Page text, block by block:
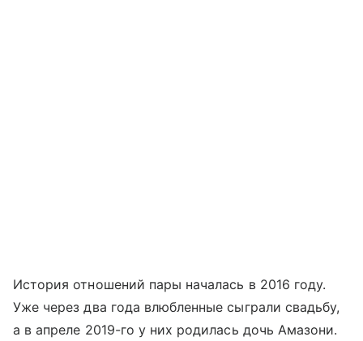
История отношений пары началась в 2016 году.
Уже через два года влюбленные сыграли свадьбу,
а в апреле 2019-го у них родилась дочь Амазони.